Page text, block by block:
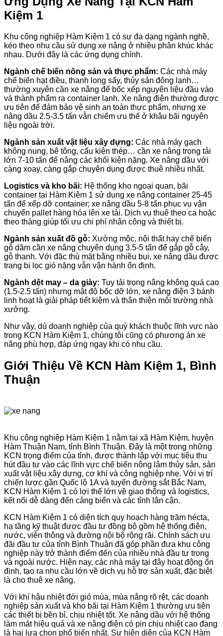
Kiệm 1
Khu công nghiệp Hàm Kiệm 1 có sự đa dạng ngành nghề,
kéo theo nhu cầu sử dụng xe nâng ở nhiều phân khúc khác
nhau. Dưới đây là các ứng dụng chính.
Ngành chế biến nông sản và thực phẩm: Các nhà máy
chế biến hạt điều, thanh long sấy, thủy sản đông lạnh…
thường xuyên cần xe nâng để bốc xếp nguyên liệu đầu vào
và thành phẩm ra container lạnh. Xe nâng điện thường được
ưu tiên để đảm bảo vệ sinh an toàn thực phẩm, nhưng xe
nâng dầu 2.5-3.5 tấn vẫn chiếm ưu thế ở khâu bãi nguyên
liệu ngoài trời.
Ngành sản xuất vật liệu xây dựng: Các nhà máy gạch
không nung, bê tông, cấu kiện thép… cần xe nâng trọng tải
lớn 7-10 tấn để nâng các khối kiện nặng. Xe nâng dầu với
càng xoay, càng gắp chuyên dụng được thuê nhiều nhất.
Logistics và kho bãi: Hệ thống kho ngoại quan, bãi
container tại Hàm Kiệm 1 sử dụng xe nâng container 25-45
tấn để xếp dỡ container; xe nâng dầu 5-8 tấn phục vụ vận
chuyển pallet hàng hóa lên xe tải. Dịch vụ thuê theo ca hoặc
theo tháng giúp tối ưu chi phí nhân công và thiết bị.
Ngành sản xuất đồ gỗ: Xưởng mộc, nội thất hay chế biến
gỗ dăm cần xe nâng chuyên dụng 3.5-5 tấn để gắp gỗ cây,
gỗ thanh. Với đặc thù mặt bằng nhiều bụi, xe nâng dầu được
trang bị lọc gió nặng vẫn vận hành ổn định.
Ngành dệt may – da giày: Tuy tải trọng nâng không quá cao
(1.5-2.5 tấn) nhưng mật độ bốc dỡ lớn, xe nâng điện 3 bánh
linh hoạt là giải pháp tiết kiệm và thân thiện môi trường nhà
xưởng.
Như vậy, dù doanh nghiệp của quý khách thuộc lĩnh vực nào
trong KCN Hàm Kiệm 1, chúng tôi cũng có phương án xe
nâng phù hợp, đáp ứng ngay khi có nhu cầu.
Giới Thiệu Về KCN Hàm Kiệm 1, Bình
Thuận
Khu công nghiệp Hàm Kiệm 1 nằm tại xã Hàm Kiệm, huyện
Hàm Thuận Nam, tỉnh Bình Thuận. Đây là một trong những
KCN trọng điểm của tỉnh, được thành lập với mục tiêu thu
hút đầu tư vào các lĩnh vực chế biến nông lâm thủy sản, sản
xuất vật liệu xây dựng, cơ khí và công nghiệp nhẹ. Với vị trí
chiến lược gần Quốc lộ 1A và tuyến đường sắt Bắc Nam,
KCN Hàm Kiệm 1 có lợi thế lớn về giao thông và logistics,
kết nối dễ dàng đến cảng biển và các tỉnh lân cận.
KCN Hàm Kiệm 1 có diện tích quy hoạch hàng trăm hécta,
hạ tầng kỹ thuật được đầu tư đồng bộ gồm hệ thống điện,
nước, viễn thông và đường nội bộ rộng rãi. Chính sách ưu
đãi đầu tư của tỉnh Bình Thuận đã góp phần đưa khu công
nghiệp này trở thành điểm đến của nhiều nhà đầu tư trong
và ngoài nước. Hiện nay, các nhà máy tại đây hoạt động ổn
định, tạo ra nhu cầu lớn về dịch vụ hỗ trợ sản xuất, đặc biệt
là cho thuê xe nâng.
Với khí hậu nhiệt đới gió mùa, mùa nắng rõ rệt, các doanh
nghiệp sản xuất và kho bãi tại Hàm Kiệm 1 thường ưu tiên
các thiết bị bền bỉ, chịu nhiệt tốt. Xe nâng dầu với hệ thống
làm mát hiệu quả và xe nâng điện có pin chịu nhiệt cao đang
là hai lựa chọn phổ biến nhất. Sự hiện diện của KCN Hàm